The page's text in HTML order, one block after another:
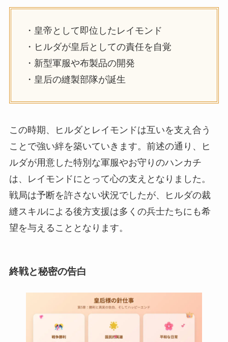
・皇帝として即位したレイモンド
・ヒルダが皇后としての責任を自覚
・新型軍服や布製品の開発
・皇后の縫製部隊が誕生
この時期、ヒルダとレイモンドは互いを支え合う
ことで強い絆を築いていきます。前述の通り、ヒ
ルダが用意した特別な軍服やお守りのハンカチ
は、レイモンドにとって心の支えとなりました。
戦局は予断を許さない状況でしたが、ヒルダの裁
縫スキルによる後方支援は多くの兵士たちにも希
望を与えることとなります。
終戦と秘密の告白